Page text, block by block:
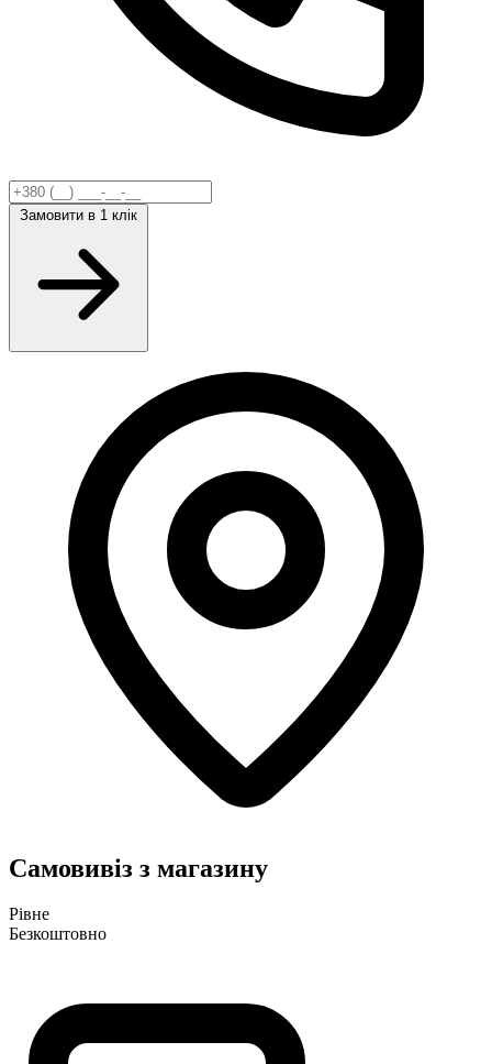
Замовити в 1 клік
Самовивіз з магазину
Рівне
Безкоштовно